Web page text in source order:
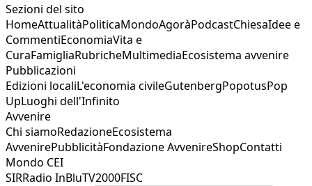
Sezioni del sito
HomeAttualitàPoliticaMondoAgoràPodcastChiesaIdee e
CommentiEconomiaVita e
CuraFamigliaRubricheMultimediaEcosistema avvenire
Pubblicazioni
Edizioni localiL'economia civileGutenbergPopotusPop
UpLuoghi dell'Infinito
Avvenire
Chi siamoRedazioneEcosistema
AvvenirePubblicitàFondazione AvvenireShopContatti
Mondo CEI
SIRRadio InBluTV2000FISC